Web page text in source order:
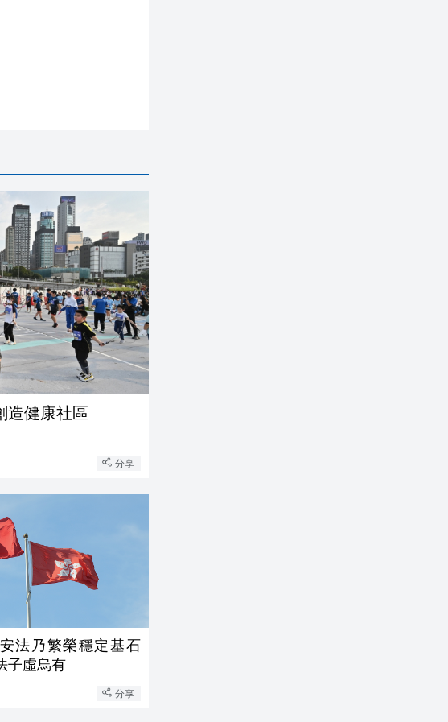
造健康社區
分享
安法乃繁榮穩定基石
子虛烏有
分享